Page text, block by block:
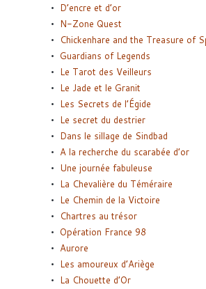
D’encre et d’or
N-Zone Quest
Chickenhare and the Treasure of
Guardians of Legends
Le Tarot des Veilleurs
Le Jade et le Granit
Les Secrets de l’Égide
Le secret du destrier
Dans le sillage de Sindbad
A la recherche du scarabée d’or
Une journée fabuleuse
La Chevalière du Téméraire
Le Chemin de la Victoire
Chartres au trésor
Opération France 98
Aurore
Les amoureux d’Ariège
La Chouette d’Or